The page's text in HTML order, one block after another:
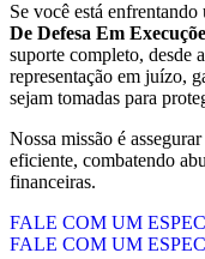
Se você está
De Defesa Em
suporte completo, desde
representação em juízo,
sejam tomadas para
Nossa missão é
eficiente, combatendo
financeiras.
FALE COM UM
FALE COM UM